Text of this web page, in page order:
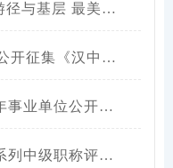
全守护员双双获评省级
（征求意见稿）》意见建议的公告
急需紧缺专业人才笔试公告
审通过人员名单公示